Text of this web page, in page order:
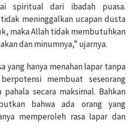
spiritual dari ibadah puasa.
meninggalkan ucapan dusta
maka Allah tidak membutuhkan
dan minumnya,” ujarnya.
yang hanya menahan lapar tanpa
membuat seseorang
secara maksimal. Bahkan
bahwa ada orang yang
memperoleh rasa lapar dan